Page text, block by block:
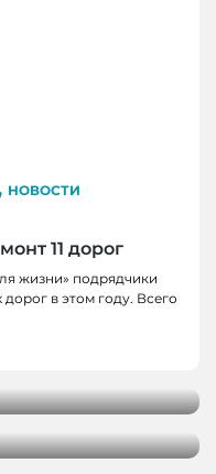
НОВОСТИ
11 дорог
жизни» подрядчики
в этом году. Всего
НОВОСТИ
с
НОВОСТИ
базары